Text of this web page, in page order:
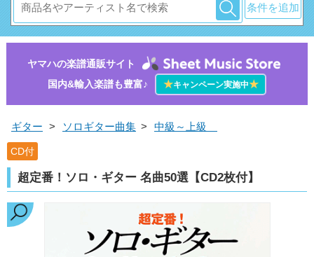
条件を追加
ヤマハの楽譜通販サイト
国内&輸入楽譜も豊富♪
★キャンペーン実施中★
ギター > ソロギター曲集 > 中級～上級
CD付
超定番！ソロ・ギター 名曲50選【CD2枚付】